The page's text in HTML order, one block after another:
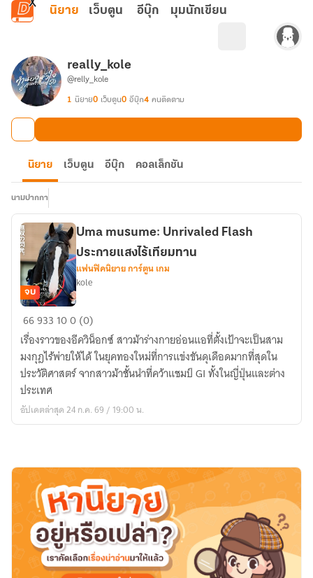
ข้ามไปยังเนื้อหาหลัก
นิยาย เว็บตูน อีบุ๊ก มุมนักเขียน
really_kole
@relly_kole
1 นิยาย0 เว็บตูน0 อีบุ๊ก4 คนติดตาม
นิยาย เว็บตูน อีบุ๊ก คอลเล็กชัน
นามปากกา
Uma
musume:
Unrivaled
Flash
ประกาย
แสง
ไร้
จบ
Uma musume: Unrivaled Flash
ประกายแสงไร้เทียมทาน
แฟนฟิคนิยาย การ์ตูน เกม
kole
66933 100 (0)
เรื่องราวของอีควิน็อกซ์ สาวม้าร่างกายอ่อนแอที่ตั้งเป้าจะเป็นสาม
มงกุฎไร้พ่ายให้ได้ ในยุคทองใหม่ที่การแข่งขันดุเดือดมากที่สุดใน
ประวัติศาสตร์ จากสาวม้าชั้นนำที่คว้าแชมป์ GI ทั้งในญี่ปุ่นและต่าง
ประเทศ
อัปเดตล่าสุด 24 ก.ค. 69 / 19:00 น.